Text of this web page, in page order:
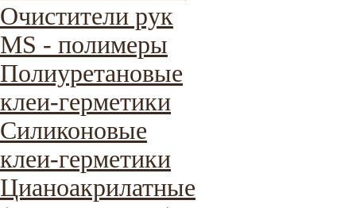
Очистители рук
MS - полимеры
Полиуретановые
клеи-герметики
Силиконовые
клеи-герметики
Цианоакрилатные